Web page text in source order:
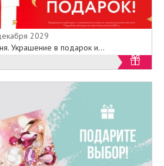
2029
Украшение в подарок и...